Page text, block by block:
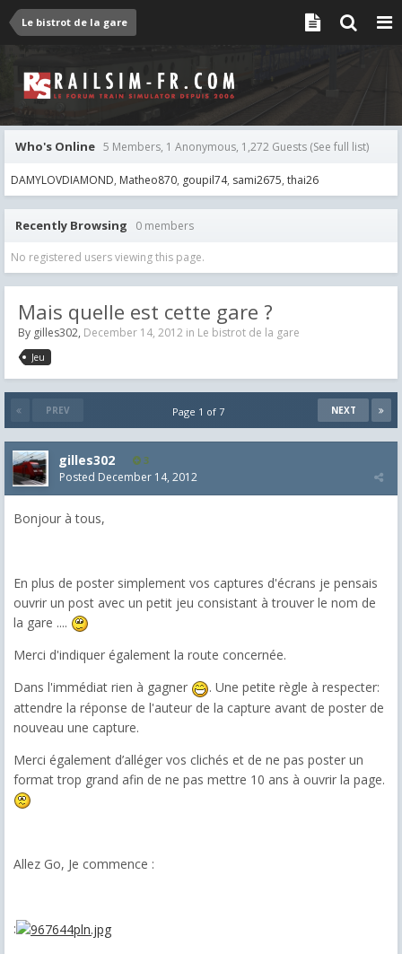
Le bistrot de la gare
Who's Online 5 Members, 1 Anonymous, 1,272 Guests (See full list)
DAMYLOVDIAMOND Matheo870 goupil74 sami2675 thai26
Recently Browsing 0 members
No registered users viewing this page.
Mais quelle est cette gare ?
By gilles302, December 14, 2012 in Le bistrot de la gare
Jeu
PREV NEXT
Page 1 of 7
gilles302 3
Posted December 14, 2012
Bonjour à tous,
En plus de poster simplement vos captures d'écrans je pensais
ouvrir un post avec un petit jeu consistant à trouver le nom de
la gare ....
Merci d'indiquer également la route concernée.
Dans l'immédiat rien à gagner
. Une petite règle à respecter:
attendre la réponse de l'auteur de la capture avant de poster de
nouveau une capture.
Merci également d’alléger vos clichés et de ne pas poster un
format trop grand afin de ne pas mettre 10 ans à ouvrir la page.
Allez Go, Je commence :
: